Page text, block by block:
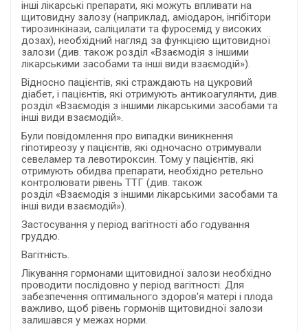
інші лікарські препарати, які можуть впливати на
щитовидну залозу (наприклад, аміодарон, інгібітори
тирозинкінази, саліцилати та фуросемід у високих
дозах), необхідний нагляд за функцією щитовидної
залози (див. також розділ «Взаємодія з іншими
лікарськими засобами та інші види взаємодій»).
Відносно пацієнтів, які страждають на цукровий
діабет, і пацієнтів, які отримують антикоагулянти, див.
розділ «Взаємодія з іншими лікарськими засобами та
інші види взаємодій».
Були повідомлення про випадки виникнення
гіпотиреозу у пацієнтів, які одночасно отримували
севеламер та левотироксин. Тому у пацієнтів, які
отримують обидва препарати, необхідно ретельно
контролювати рівень TTГ (див. також
розділ «Взаємодія з іншими лікарськими засобами та
інші види взаємодій»).
Застосування у період вагітності або годування
груддю.
Вагітність.
Лікування гормонами щитовидної залози необхідно
проводити послідовно у період вагітності. Для
забезпечення оптимального здоров'я матері і плода
важливо, щоб рівень гормонів щитовидної залози
залишався у межах норми.